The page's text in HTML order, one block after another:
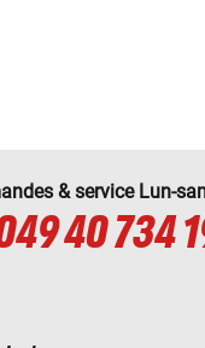
& service Lun-
40 734